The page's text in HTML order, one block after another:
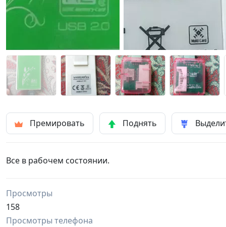
Премировать Поднять
Все в рабочем состоянии.
Просмотры
158
Просмотры телефона